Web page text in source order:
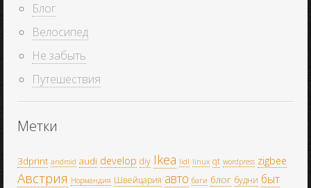
Блог
Велосипед
Не забыть
Путешествия
Метки
3dprint android audi develop diy Ikea lidl linux qt wordpress zigbee
Австрия Нормандия Швейцария авто баги блог будни быт